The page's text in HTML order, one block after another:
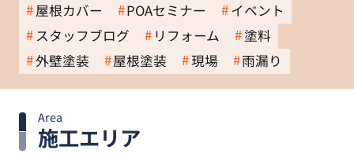
屋根カバー POAセミナー
イベント
スタッフブログ
リフォーム
塗料
外壁塗装
屋根塗装 現場 雨漏り
施工エリア
Area